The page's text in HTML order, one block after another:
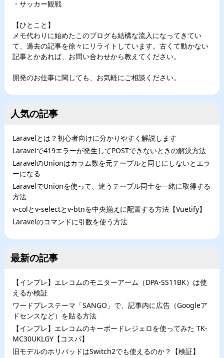
・サッカー観戦
【ひとこと】
メモ代わりに始めたこのブログも結構な流入になってきてい
て、過去の記事を徐々にリライトしています。古くて動かない
記事とかあれば、お問い合わせから教えてください。
開発のお仕事に関しても、お気軽にご相談ください。
人気の記事
Laravelとは？初心者向けに分かりやすく解説します
Laravelで419エラーが発生してPOSTできないときの解決方法
LaravelのUnionはカラム数を元テーブルと同じにしないとエラ
ーになる
LaravelでUnionを使って、違うテーブル同士を一緒に取得する
方法
v-colとv-selectとv-btnを中央揃えに配置する方法【Vuetify】
Laravelのコマンドに引数を使う方法
最新の記事
【インプレ】エレコムのモニターアーム（DPA-SS11BK）は使
えるか検証
ワードプレステーマ「SANGO」で、記事内に広告（Googleア
ドセンスなど）を貼る方法
【インプレ】エレコムのキーボードレジェロを使ってみた TK-
MC30UKLGY【コスパ】
旧モデルのホリパッドはSwitch2でも使えるのか？【検証】